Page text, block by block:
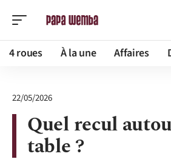
4 roues À la une Affaires
22/05/2026
Quel recul
table ?